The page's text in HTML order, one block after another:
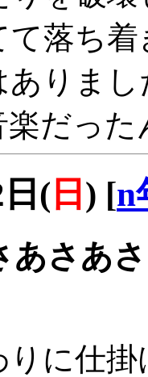
て落ち
ありま
だっ
( 日 ) [n
あさあ
りに仕